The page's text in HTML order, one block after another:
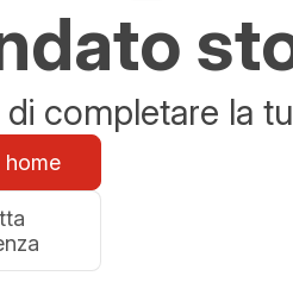
completare la
home